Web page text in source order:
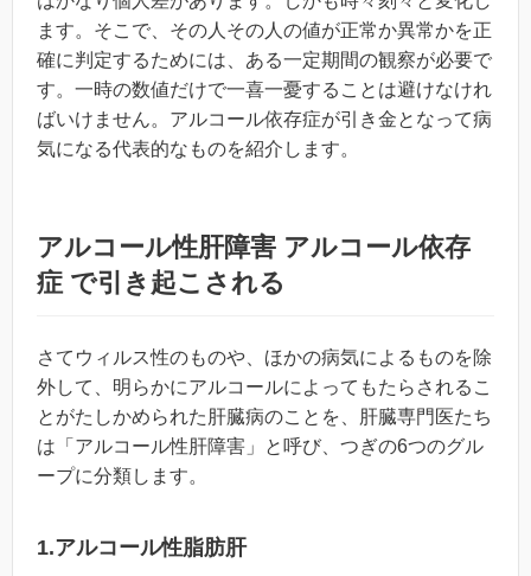
ます。そこで、その人その人の値が正常か異常かを正
確に判定するためには、ある一定期間の観察が必要で
す。一時の数値だけで一喜一憂することは避けなけれ
ばいけません。アルコール依存症が引き金となって病
気になる代表的なものを紹介します。
アルコール性肝障害 アルコール依存
症 で引き起こされる
さてウィルス性のものや、ほかの病気によるものを除
外して、明らかにアルコールによってもたらされるこ
とがたしかめられた肝臓病のことを、肝臓専門医たち
は「アルコール性肝障害」と呼び、つぎの6つのグル
ープに分類します。
1.アルコール性脂肪肝